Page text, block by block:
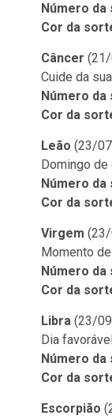
Número da
Cor da
Câncer
Cuide da
Número da
Cor da
Leão (23/
Domingo
Número da
Cor da
Virgem
Momento
Número da
Cor da
Libra (23/
Dia
Número da
Cor da
Escorpião